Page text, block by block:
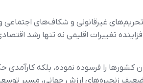
غیرقانونی و شکاف‌های اجتماعی
تغییرات اقلیمی نه تنها رشد
را فرسوده نموده، بلکه کارآمدی
زنجیره‌های ارزش جهانی، مسیر توسعه